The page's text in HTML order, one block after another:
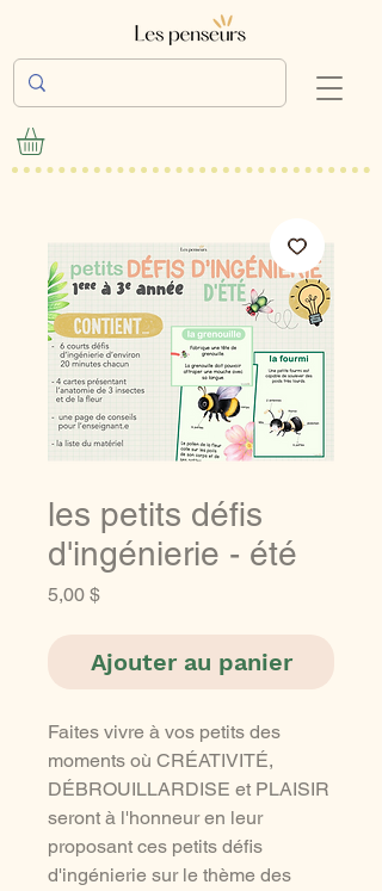
les petits défis
d'ingénierie - été
5,00 $Prix
Ajouter au panier
Faites vivre à vos petits des
moments où CRÉATIVITÉ,
DÉBROUILLARDISE et PLAISIR
seront à l'honneur en leur
proposant ces petits défis
d'ingénierie sur le thème des